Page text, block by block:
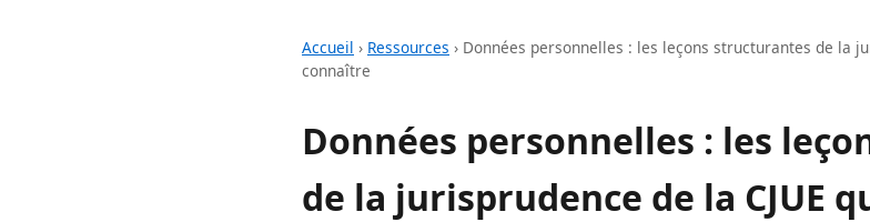
Accueil › Ressources › Données personnelles : les leçons structurantes de la
connaître
Données personnelles : les
de la jurisprudence de la CJUE